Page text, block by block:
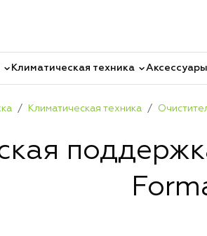
Климатическая техника Аксессуары
Климатическая техника